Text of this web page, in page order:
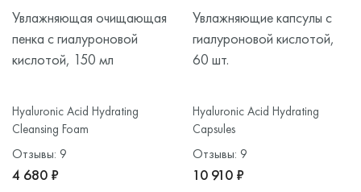
Увлажняющая очищающая
пенка с гиалуроновой
кислотой, 150 мл
Hyaluronic Acid Hydrating
Cleansing Foam
Отзывы: 9
4 680 ₽
Увлажняющие капсулы с
гиалуроновой кислотой,
60 шт.
Hyaluronic Acid Hydrating
Capsules
Отзывы: 9
10 910 ₽